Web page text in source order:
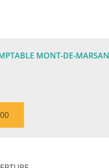
MONT-DE-MARSAN